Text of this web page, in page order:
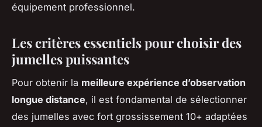
équipement professionnel.
Les critères essentiels pour choisir des
jumelles puissantes
Pour obtenir la meilleure expérience d’observation
longue distance, il est fondamental de sélectionner
des jumelles avec fort grossissement 10+ adaptées